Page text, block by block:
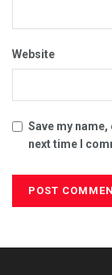
Website
Save my
next time I